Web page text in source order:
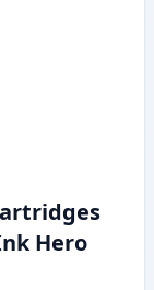
Hero